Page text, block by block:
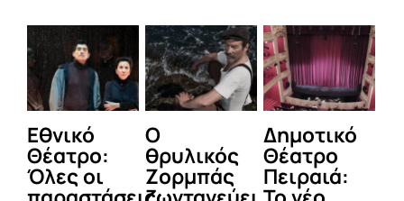
οι
θρυλικός
Ζορμπάς
Δημοτικό
Θέατρο
Πειραιά:
Σε